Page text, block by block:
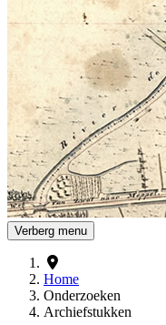
Verberg menu
Home
Onderzoeken
Archiefstukken